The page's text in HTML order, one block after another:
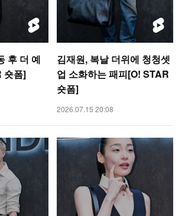
후 더 예
숏폼]
김재원, 복날 더위에 청청셋
업 소화하는 패피[O! STAR
숏폼]
2026.07.15 20:08